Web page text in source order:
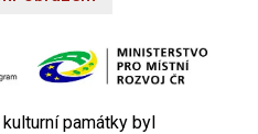
památky byl